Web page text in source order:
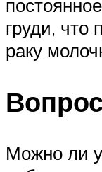
груди, что
раку
Можно ли